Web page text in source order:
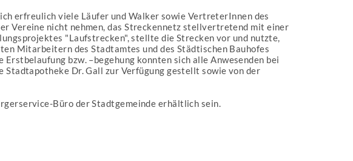
erfreulich viele Läufer und Walker sowie VertreterInnen des
Vereine nicht nehmen, das Streckennetz stellvertretend mit einer
"Laufstrecken", stellte die Strecken vor und nutzte,
Mitarbeitern des Stadtamtes und des Städtischen Bauhofes
bzw. –begehung konnten sich alle Anwesenden bei
Dr. Gall zur Verfügung gestellt sowie von der
Büro der Stadtgemeinde erhältlich sein.